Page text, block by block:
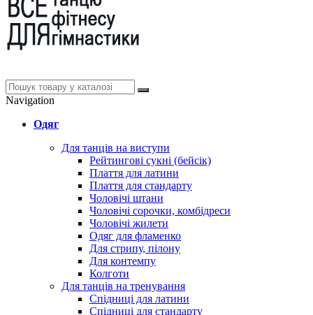
Navigation
Одяг
Для танців на виступи
Рейтингові сукні (бейсік)
Плаття для латини
Плаття для стандарту
Чоловічі штани
Чоловічі сорочки, комбідреси
Чоловічі жилети
Одяг для фламенко
Для стрипу, пілону
Для контемпу
Колготи
Для танців на тренування
Спідниці для латини
Спідниці для стандарту